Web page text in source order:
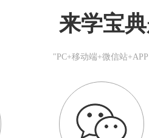
来学宝
"PC+移动端+微信站